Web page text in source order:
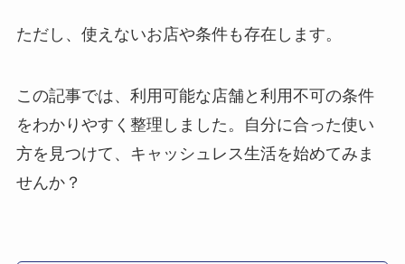
ただし、使えないお店や条件も存在します。
この記事では、利用可能な店舗と利用不可の条件
をわかりやすく整理しました。自分に合った使い
方を見つけて、キャッシュレス生活を始めてみま
せんか？